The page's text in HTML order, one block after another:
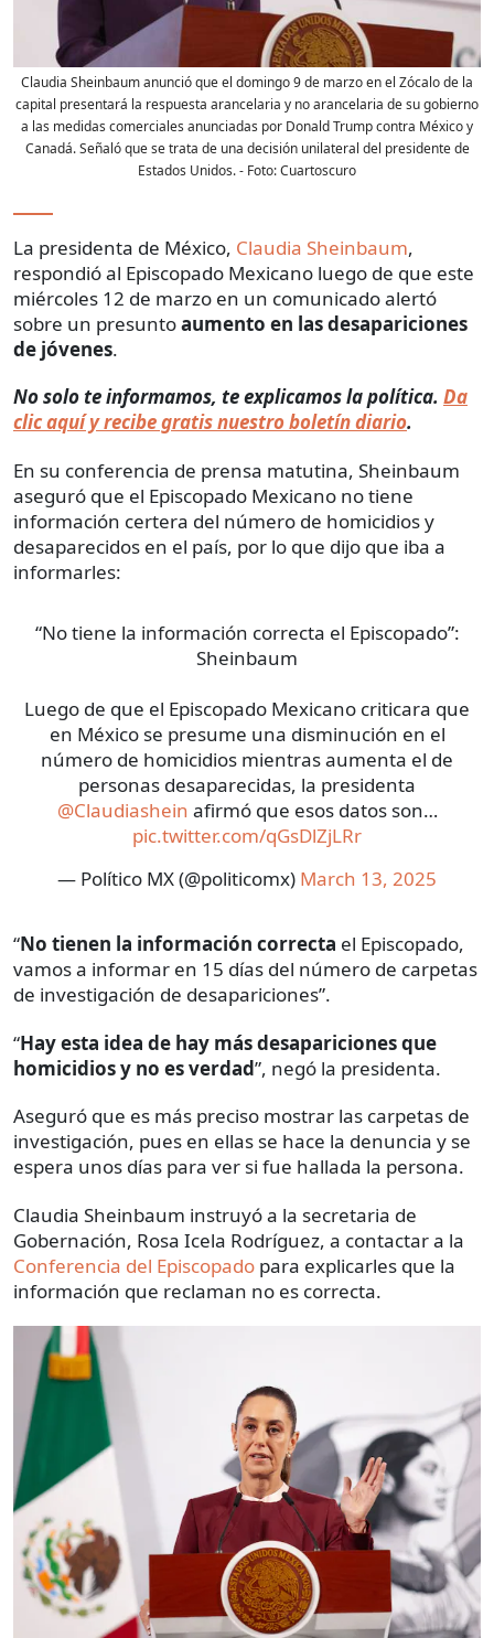
Claudia Sheinbaum anunció que el domingo 9 de marzo en el Zócalo de la
capital presentará la respuesta arancelaria y no arancelaria de su gobierno
a las medidas comerciales anunciadas por Donald Trump contra México y
Canadá. Señaló que se trata de una decisión unilateral del presidente de
Estados Unidos.- Foto:Cuartoscuro
La presidenta de México, Claudia Sheinbaum,
respondió al Episcopado Mexicano luego de que este
miércoles 12 de marzo en un comunicado alertó
sobre un presuntoaumento en las desapariciones
de jóvenes.
No solo te informamos, te explicamos la política. Da
clic aquí y recibe gratis nuestro boletín diario.
En su conferencia de prensa matutina, Sheinbaum
aseguró que el Episcopado Mexicano no tiene
información certera del número de homicidios y
desaparecidos en el país, por lo que dijo que iba a
informarles:
“No tiene la información correcta el Episcopado”:
Sheinbaum
Luego de que el Episcopado Mexicano criticara que
en México se presume una disminución en el
número de homicidios mientras aumenta el de
personas desaparecidas, la presidenta
@Claudiashein afirmó que esos datos son…
pic.twitter.com/qGsDlZjLRr
— Político MX (@politicomx) March 13, 2025
“No tienen la información correcta el Episcopado,
vamos a informar en 15 días del número de carpetas
de investigación de desapariciones”.
“Hay esta idea de hay más desapariciones que
homicidios y no es verdad”, negó la presidenta.
Aseguró que es más preciso mostrar las carpetas de
investigación, pues en ellas se hace la denuncia y se
espera unos días para ver si fue hallada la persona.
Claudia Sheinbaum instruyó a la secretaria de
Gobernación, Rosa Icela Rodríguez, a contactar a la
Conferencia del Episcopado para explicarles que la
información que reclaman no es correcta.